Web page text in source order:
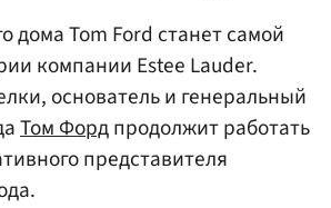
дома Tom Ford станет самой
компании Estee Lauder.
основатель и генеральный
Том Фордпродолжит работать
представителя